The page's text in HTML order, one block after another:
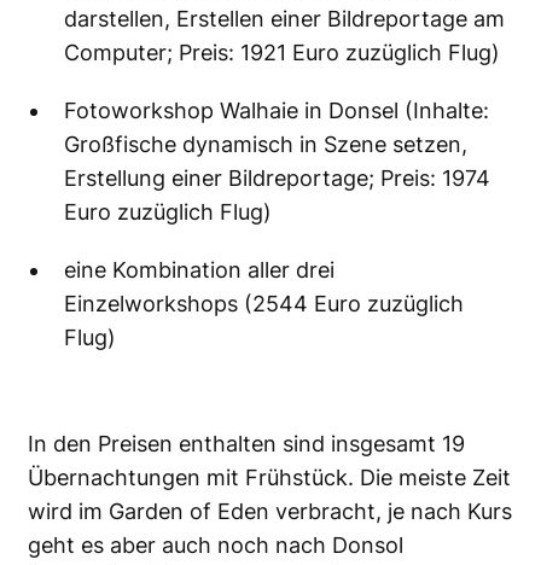
darstellen, Erstellen einer Bildreportage am
Computer; Preis: 1921 Euro zuzüglich Flug)
Fotoworkshop Walhaie in Donsel (Inhalte:
Großfische dynamisch in Szene setzen,
Erstellung einer Bildreportage; Preis: 1974
Euro zuzüglich Flug)
eine Kombination aller drei
Einzelworkshops (2544 Euro zuzüglich
Flug)
In den Preisen enthalten sind insgesamt 19
Übernachtungen mit Frühstück. Die meiste Zeit
wird im Garden of Eden verbracht, je nach Kurs
geht es aber auch noch nach Donsol